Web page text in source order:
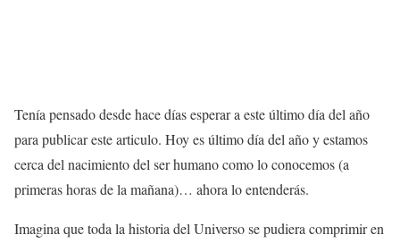
Tenía pensado desde hace días esperar a este último día del año
para publicar este articulo. Hoy es último día del año y estamos
cerca del nacimiento del ser humano como lo conocemos (a
primeras horas de la mañana)… ahora lo entenderás.
Imagina que toda la historia del Universo se pudiera comprimir en